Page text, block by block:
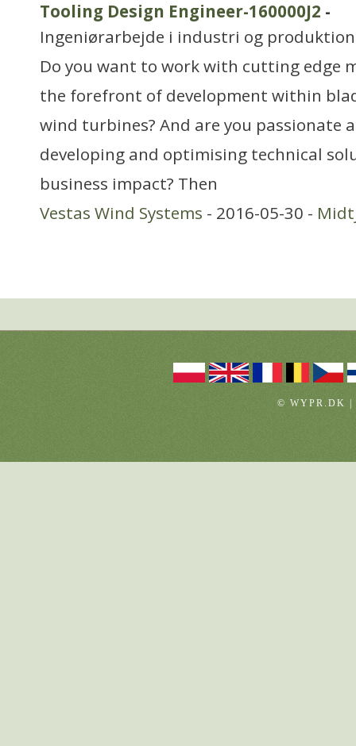
Tooling Design Engineer-160000J2 -
Ingeniørarbejde i industri og produktion
Do you want to work with cutting edge
the forefront of development within
wind turbines? And are you passionate
developing and optimising technical
business impact? Then
Vestas Wind Systems - 2016-05-30 -
© WYPR.DK